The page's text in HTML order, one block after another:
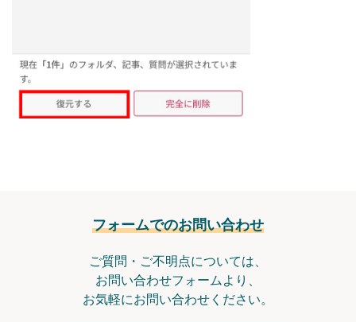
フォームでのお問い合わせ
ご質問・ご不明点については、
お問い合わせフォームより、
お気軽にお問い合わせください。